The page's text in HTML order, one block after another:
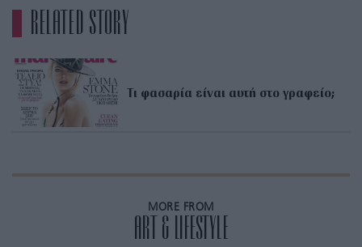
RELATED STORY
Τι φασαρία είναι αυτή στο γραφείο;
MORE FROM
ART & LIFESTYLE